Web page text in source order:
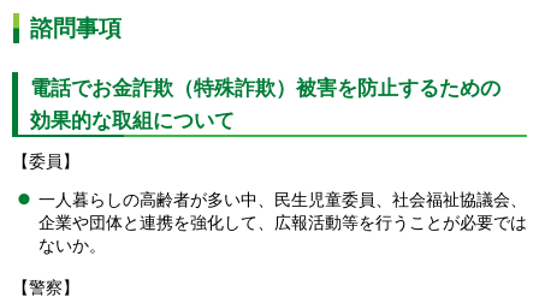
諮問事項
電話でお金詐欺（特殊詐欺）被害を防止するための
効果的な取組について
【委員】
一人暮らしの高齢者が多い中、民生児童委員、社会福祉協議会、
企業や団体と連携を強化して、広報活動等を行うことが必要では
ないか。
【警察】